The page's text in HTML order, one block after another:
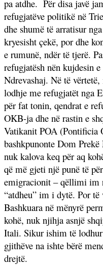
pa atdhe. Për disa javë
refugjatëve politikë në
dhe shumë të arratisur
kryesisht çekë, por dhe
e rumunë, ndër të tjerë.
refugjatësh nën kujdesin
Ndrevashaj. Në të
lodhje me refugjatët nga
për fat tonin, qendrat e
OKB-ja dhe në rastin e
Vatikanit POA (Pontificia
bashkpunonte Dom Prekë
nuk kalova keq për aq
që më gjeti një punë të
emigracionit – qëllimi im
“atdheu” im i dytë. Por të
Bashkuara në mënyrë
kohë, nuk njihja asnjë
Itali. Sikur ishim të
gjithëve na ishte bërë
drejtë.